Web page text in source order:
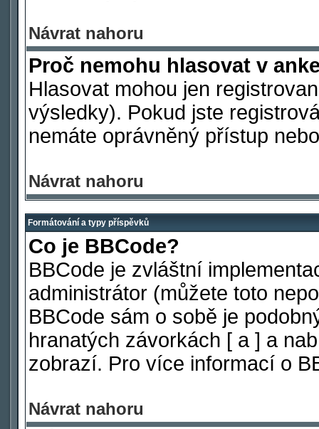
Návrat nahoru
Proč nemohu hlasovat v
Hlasovat mohou jen
výsledky). Pokud jste
nemáte oprávněný přístup
Návrat nahoru
Formátování a typy příspěvků
Co je BBCode?
BBCode je zvláštní
administrátor (můžete toto
BBCode sám o sobě je
hranatých závorkách [ a ] a
zobrazí. Pro více informací o
Návrat nahoru